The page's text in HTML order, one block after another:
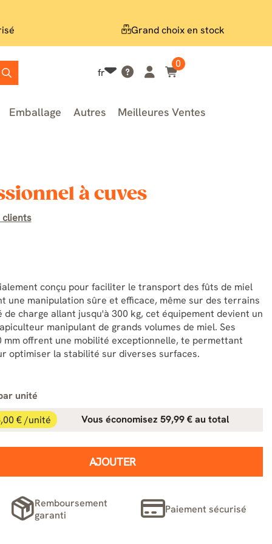
Grand choix en stock
fr
0
Emballage Autres Meilleures Ventes
à cuves
clients
conçu pour faciliter le transport des fûts de miel
une manipulation sûre et efficace, même sur des terrains
charge allant jusqu'à 300 kg, cet équipement devient un
manipulant de grands volumes de miel. Ses
offrent une mobilité exceptionnelle, te permettant
optimiser la stabilité sur diverses surfaces.
unité
€ /unité
Vous économisez 59,99 € au total
AJOUTER
Remboursement
garanti
Paiement sécurisé